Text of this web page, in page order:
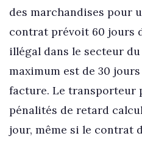
des marchandises pour
contrat prévoit 60 jours
illégal dans le secteur
maximum est de 30
facture. Le transporteur
pénalités de retard
jour, même si le contrat